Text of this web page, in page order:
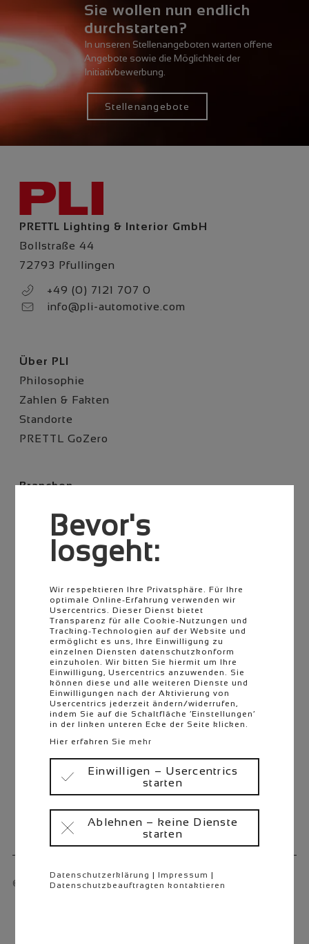
Sie wollen nun endlich
durchstarten?
In unseren Stellenangeboten warten offene
Angebote sowie die Möglichkeit der
Initiativbewerbung.
Stellenangebote
PRETTL Lighting & Interior GmbH
Bollstraße 44
72793 Pfullingen
+49 (0) 7121 707 0
info@pli-automotive.com
Navigation
überspringen
Über PLI
Philosophie
Zahlen & Fakten
Standorte
PRETTL GoZero
Navigation
Branchen
Nutzfahrzeuge
Zweirad
Navigation
überspringen
Karriere
Stellenangebote
Schüler & Studenten
Berufseinsteiger
Berufserfahrene
© 2026 PRETTL Produktions Holding GmbH
Bevor's
losgeht:
Wir respektieren Ihre Privatsphäre. Für Ihre
optimale Online-Erfahrung verwenden wir
Usercentrics. Dieser Dienst bietet
Transparenz für alle Cookie-Nutzungen und
Tracking-Technologien auf der Website und
ermöglicht es uns, Ihre Einwilligung zu
einzelnen Diensten datenschutzkonform
einzuholen. Wir bitten Sie hiermit um Ihre
Einwilligung, Usercentrics anzuwenden. Sie
können diese und alle weiteren Dienste und
Einwilligungen nach der Aktivierung von
Usercentrics jederzeit ändern/widerrufen,
indem Sie auf die Schaltfläche ‘Einstellungen’
in der linken unteren Ecke der Seite klicken.
Hier erfahren Siemehr
Einwilligen – Usercentrics
starten
Ablehnen – keine Dienste
starten
Datenschutzerklärung |Impressum |
Datenschutzbeauftragten kontaktieren